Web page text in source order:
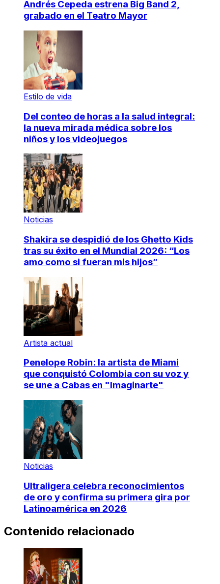
Andrés Cepeda estrena Big Band 2,
grabado en el Teatro Mayor
Estilo de vida
Del conteo de horas a la salud integral:
la nueva mirada médica sobre los
niños y los videojuegos
Noticias
Shakira se despidió de los Ghetto Kids
tras su éxito en el Mundial 2026: “Los
amo como si fueran mis hijos”
Artista actual
Penelope Robin: la artista de Miami
que conquistó Colombia con su voz y
se une a Cabas en "Imaginarte"
Noticias
Ultraligera celebra reconocimientos
de oro y confirma su primera gira por
Latinoamérica en 2026
Contenido relacionado